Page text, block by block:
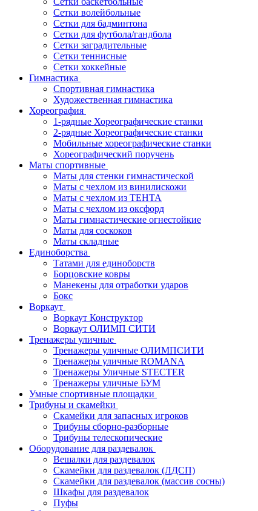
Сетки волейбольные
Сетки для бадминтона
Сетки для футбола/гандбола
Сетки заградительные
Сетки теннисные
Сетки хоккейные
Гимнастика
Спортивная гимнастика
Художественная гимнастика
Хореография
1-рядные Хореографические станки
2-рядные Хореографические станки
Мобильные хореографические станки
Хореографический поручень
Маты спортивные
Маты для стенки гимнастической
Маты с чехлом из винилискожи
Маты с чехлом из ТЕНТА
Маты с чехлом из оксфорд
Маты гимнастические огнестойкие
Маты для соскоков
Маты складные
Единоборства
Татами для единоборств
Борцовские ковры
Манекены для отработки ударов
Бокс
Воркаут
Воркаут Конструктор
Воркаут ОЛИМП СИТИ
Тренажеры уличные
Тренажеры уличные ОЛИМПСИТИ
Тренажеры уличные ROMANA
Тренажеры Уличные STECTER
Тренажеры уличные БУМ
Умные спортивные площадки
Трибуны и скамейки
Скамейки для запасных игроков
Трибуны сборно-разборные
Трибуны телескопические
Оборудование для раздевалок
Вешалки для раздевалок
Скамейки для раздевалок (ЛДСП)
Скамейки для раздевалок (массив сосны)
Шкафы для раздевалок
Пуфы